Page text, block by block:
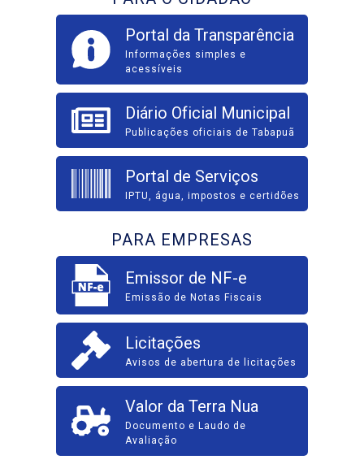
Portal da Transparência
Informações simples e
acessíveis
Diário Oficial Municipal
Publicações oficiais de Tabapuã
Portal de Serviços
IPTU, água, impostos e certidões
PARA EMPRESAS
Emissor de NF-e
Emissão de Notas Fiscais
Licitações
Avisos de abertura de licitações
Valor da Terra Nua
Documento e Laudo de
Avaliação